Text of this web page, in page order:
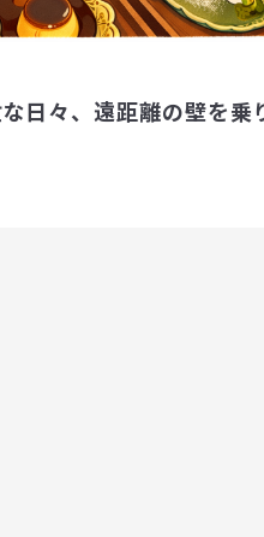
な日々、遠距離の壁を乗